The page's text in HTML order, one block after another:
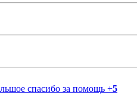
спасибо за помощь +5